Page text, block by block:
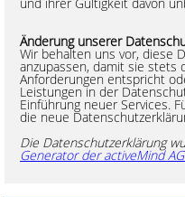
Änderung unserer
Wir behalten uns vor, diese
anzupassen, damit sie stets
Anforderungen entspricht
Leistungen in der
Einführung neuer Services.
die neue
Die Datenschutzerklärung
Generator der activeMind